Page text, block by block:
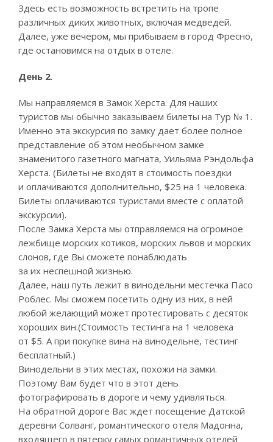
Здесь есть возможность встретить на тропе
различных диких животных, включая медведей.
Далее, уже вечером, мы прибываем в город Фресно,
где остановимся на отдых в отеле.
День 2.
Мы направляемся в Замок Херста. Для наших
туристов мы обычно заказываем билеты на Тур № 1.
Именно эта экскурсия по замку дает более полное
представление об этом необычном замке
знаменитого газетного магната, Уильяма Рэндольфа
Херста. (Билеты не входят в стоимость поездки
и оплачиваются дополнительно, $25 на 1 человека.
Билеты оплачиваются туристами вместе с оплатой
экскурсии).
После Замка Херста мы отправляемся на огромное
лежбище морских котиков, морских львов и морских
слонов, где Вы сможете понаблюдать
за их неспешной жизнью.
Далее, наш путь лежит в винодельни местечка Пасо
Роблес. Мы сможем посетить одну из них, в ней
любой желающий может протестировать с десяток
хороших вин.(Стоимость тестинга на 1 человека
от $5. А при покупке вина на винодельне, тестинг
бесплатный.)
Винодельни в этих местах, похожи на замки.
Поэтому Вам будет что в этот день
фотографировать в дороге и чему удивляться.
На обратной дороге Вас ждет посещение Датской
деревни Солванг, романтического отеля Мадонна,
входящего в пятерку самых романтичных отелей